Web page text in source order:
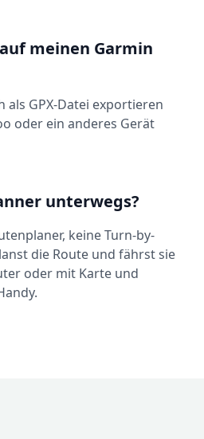
meinen Garmin
als GPX-Datei exportieren
oder ein anderes Gerät
unterwegs?
keine Turn-by-
die Route und fährst sie
oder mit Karte und